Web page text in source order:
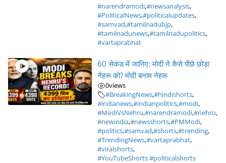
#narendramodi,#newsanalysis,
#PoliticalNews,#politicalupdates,
#samvad,#tamilnadubjp,
#tamilnadunews,#tamilnadupolitics,
#vartaprabhat
60 सेकंड में जानिए: मोदी ने कैसे पीछे छोड़ा
नेहरू को? मोदी बनाम नेहरू
0views
#BreakingNews,#hindishorts,
#indianews,#indianpolitics,#modi,
#ModiVsNehru,#narendramodi,#nehru,
#newindia,#newsshorts,#PMModi,
#politics,#samvad,#shorts,#trending,
#TrendingNews,#vartaprabhat,
#viralshorts,
#YouTubeShorts #politicalshorts